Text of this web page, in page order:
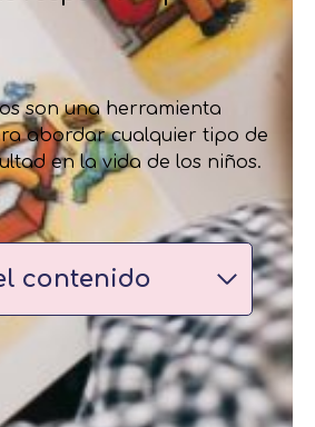
son una herramienta
abordar cualquier tipo de
en la vida de los niños.
contenido